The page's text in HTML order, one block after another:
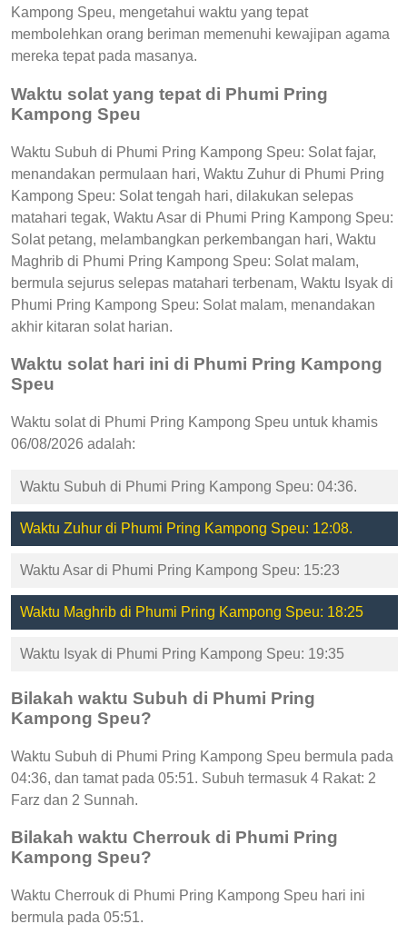
Kampong Speu, mengetahui waktu yang tepat
membolehkan orang beriman memenuhi kewajipan agama
mereka tepat pada masanya.
Waktu solat yang tepat di Phumi Pring
Kampong Speu
Waktu Subuh di Phumi Pring Kampong Speu: Solat fajar,
menandakan permulaan hari, Waktu Zuhur di Phumi Pring
Kampong Speu: Solat tengah hari, dilakukan selepas
matahari tegak, Waktu Asar di Phumi Pring Kampong Speu:
Solat petang, melambangkan perkembangan hari, Waktu
Maghrib di Phumi Pring Kampong Speu: Solat malam,
bermula sejurus selepas matahari terbenam, Waktu Isyak di
Phumi Pring Kampong Speu: Solat malam, menandakan
akhir kitaran solat harian.
Waktu solat hari ini di Phumi Pring Kampong
Speu
Waktu solat di Phumi Pring Kampong Speu untuk khamis
06/08/2026 adalah:
Waktu Subuh di Phumi Pring Kampong Speu: 04:36.
Waktu Zuhur di Phumi Pring Kampong Speu: 12:08.
Waktu Asar di Phumi Pring Kampong Speu: 15:23
Waktu Maghrib di Phumi Pring Kampong Speu: 18:25
Waktu Isyak di Phumi Pring Kampong Speu: 19:35
Bilakah waktu Subuh di Phumi Pring
Kampong Speu?
Waktu Subuh di Phumi Pring Kampong Speu bermula pada
04:36, dan tamat pada 05:51. Subuh termasuk 4 Rakat: 2
Farz dan 2 Sunnah.
Bilakah waktu Cherrouk di Phumi Pring
Kampong Speu?
Waktu Cherrouk di Phumi Pring Kampong Speu hari ini
bermula pada 05:51.